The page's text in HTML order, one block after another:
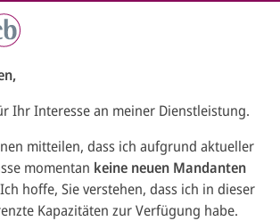
Leistungen
für Unternehmen als auch für
Überblick, was Sie von uns erwarten
können.
Ihr Interesse an meiner Dienstleistung.
mitteilen, dass ich aufgrund aktueller
momentan keine neuen Mandanten
hoffe, Sie verstehen, dass ich in dieser
Kapazitäten zur Verfügung habe.